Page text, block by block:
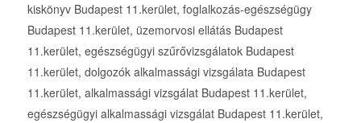
kiskönyv Budapest 11.kerület, foglalkozás-egészségügy
Budapest 11.kerület, üzemorvosi ellátás Budapest
11.kerület, egészségügyi szűrővizsgálatok Budapest
11.kerület, dolgozók alkalmassági vizsgálata Budapest
11.kerület, alkalmassági vizsgálat Budapest 11.kerület,
egészségügyi alkalmassági vizsgálat Budapest 11.kerület,